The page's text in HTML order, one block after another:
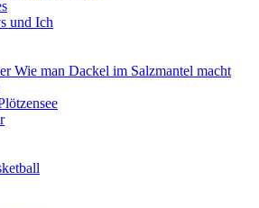
und Ich
Wie man Dackel im Salzmantel macht